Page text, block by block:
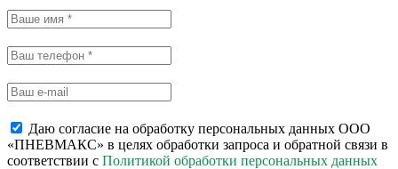
Даю согласие на обработку персональных данных ООО
«ПНЕВМАКС» в целях обработки запроса и обратной связи в
соответствии с Политикой обработки персональных данных